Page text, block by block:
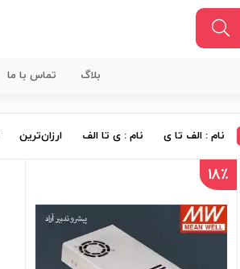
بلاگ تماس با ما
نام : الف تا ی نام : ی تا الف ارزان‌ترین
18٪